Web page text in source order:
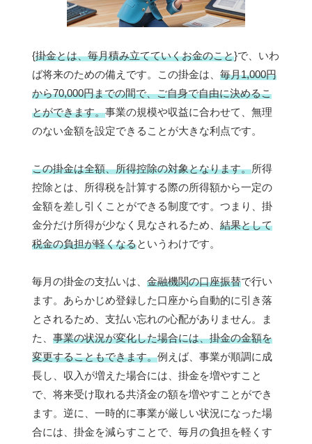
{掛金とは、毎月積み立てていくお金のこと}で、いわ
ば将来のための備えです。この掛金は、 毎月1,000円
から70,000円までの間で、ご自身で自由に決めるこ
とができます。事業の規模や収益に合わせて、無理
のない金額を設定できることが大きな利点です。
この掛金は全額、所得控除の対象となります。所得
控除とは、所得税を計算する際の所得額から一定の
金額を差し引くことができる制度です。つまり、掛
金分だけ所得が少なく見なされるため、 結果として
税金の負担が軽くなるというわけです。
毎月の掛金の支払いは、 金融機関の口座振替で行い
ます。あらかじめ登録した口座から自動的に引き落
とされるため、支払い忘れの心配がありません。ま
た、 事業の状況が変化した場合には、掛金の金額を
変更することもできます。例えば、事業が順調に成
長し、収入が増えた場合には、掛金を増やすこと
で、将来受け取れる共済金の額を増やすことができ
ます。逆に、一時的に事業が厳しい状況になった場
合には、掛金を減らすことで、毎月の負担を軽くす